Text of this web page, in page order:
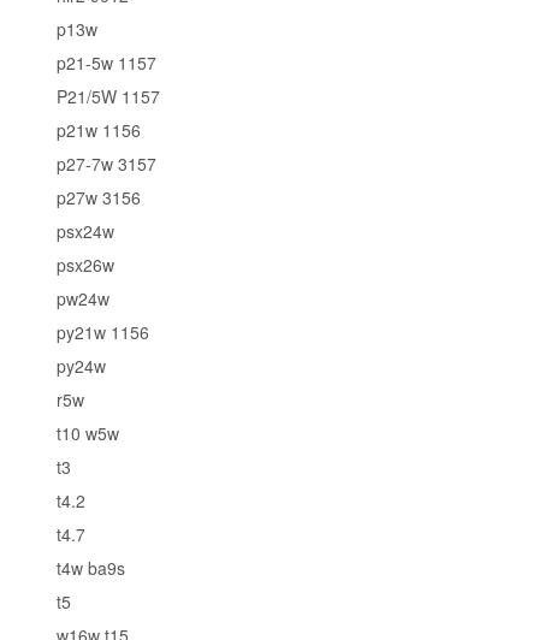
p13w
p21-5w 1157
P21/5W 1157
p21w 1156
p27-7w 3157
p27w 3156
psx24w
psx26w
pw24w
py21w 1156
py24w
r5w
t10 w5w
t3
t4.2
t4.7
t4w ba9s
t5
w16w t15